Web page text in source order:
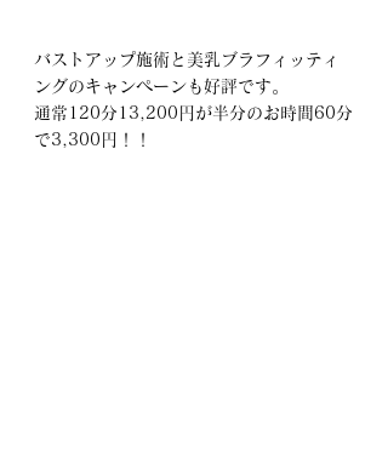
バストアップ施術と美乳ブラフィッティ
ングのキャンペーンも好評です。
通常120分13,200円が半分のお時間60分
で3,300円！！